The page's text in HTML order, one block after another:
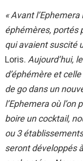
« Avant
éphémères, portés
qui avaient suscité
Loris. Aujourd’hui,
d’éphémère et
de go dans un
l’Ephemera où
boire un cocktail,
ou 3
seront développés